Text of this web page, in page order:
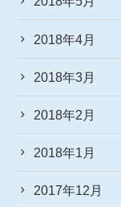
2018年4月
2018年3月
2018年2月
2018年1月
2017年12月